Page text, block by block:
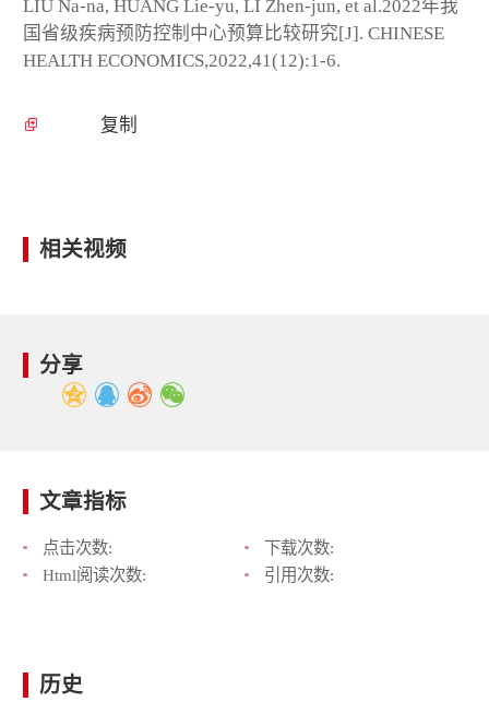
LIU Na-na, HUANG Lie-yu, LI Zhen-jun, et al.2022年我
国省级疾病预防控制中心预算比较研究[J]. CHINESE
HEALTH ECONOMICS,2022,41(12):1-6.
复制
相关视频
分享
文章指标
点击次数:
下载次数:
Html阅读次数:
引用次数:
历史